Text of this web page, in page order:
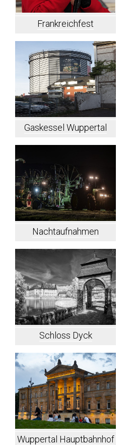
Frankreichfest
Gaskessel Wuppertal
Nachtaufnahmen
Schloss Dyck
Wuppertal Hauptbahnhof